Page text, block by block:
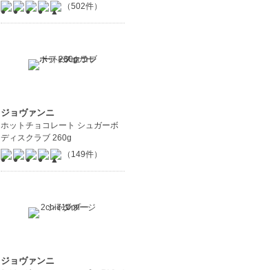
（502件）
ジョヴァンニ
ホットチョコレート シュガーボ
ディスクラブ 260g
（149件）
ジョヴァンニ